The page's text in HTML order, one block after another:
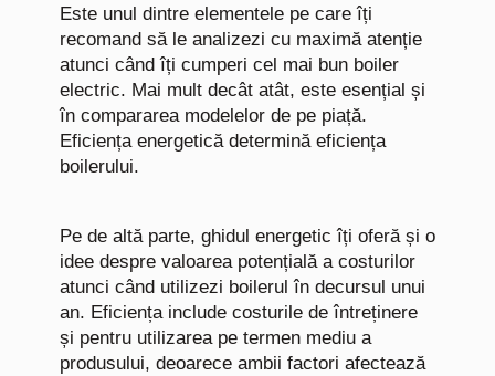
Este unul dintre elementele pe care îți
recomand să le analizezi cu maximă atenție
atunci când îți cumperi cel mai bun boiler
electric. Mai mult decât atât, este esențial și
în compararea modelelor de pe piață.
Eficiența energetică determină eficiența
boilerului.
Pe de altă parte, ghidul energetic îți oferă și o
idee despre valoarea potențială a costurilor
atunci când utilizezi boilerul în decursul unui
an. Eficiența include costurile de întreținere
și pentru utilizarea pe termen mediu a
produsului, deoarece ambii factori afectează